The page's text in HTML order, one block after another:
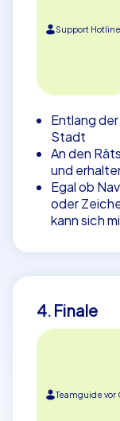
Support Hotline
Entlang
Stadt
An den
und
Egal ob
oder
kann sich
4. Finale
Teamguide vor